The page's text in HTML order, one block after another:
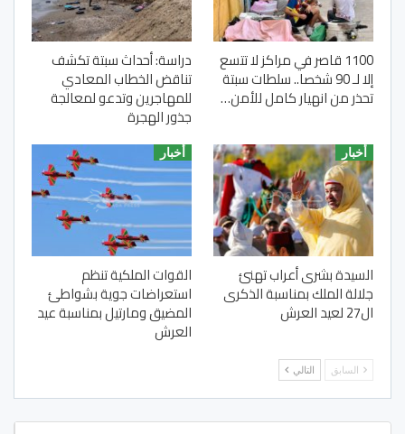
1100 قاصر في مراكز لا تتسع
إلا لـ 90 شخصا.. سلطات سبتة
تحذر من انهيار كامل للأمن…
دراسة: أحداث سبتة تكشف
تناقض الخطاب المعادي
للمهاجرين وتدعو لمعالجة
جذور الهجرة
أخبار
السيدة بشرى أعراب تهنئ
جلالة الملك بمناسبة الذكرى
ال27 لعيد العرش
أخبار
القوات الملكية تنظم
استعراضات جوية بشواطئ
المضيق ومارتيل بمناسبة عيد
العرش
السابق التالي